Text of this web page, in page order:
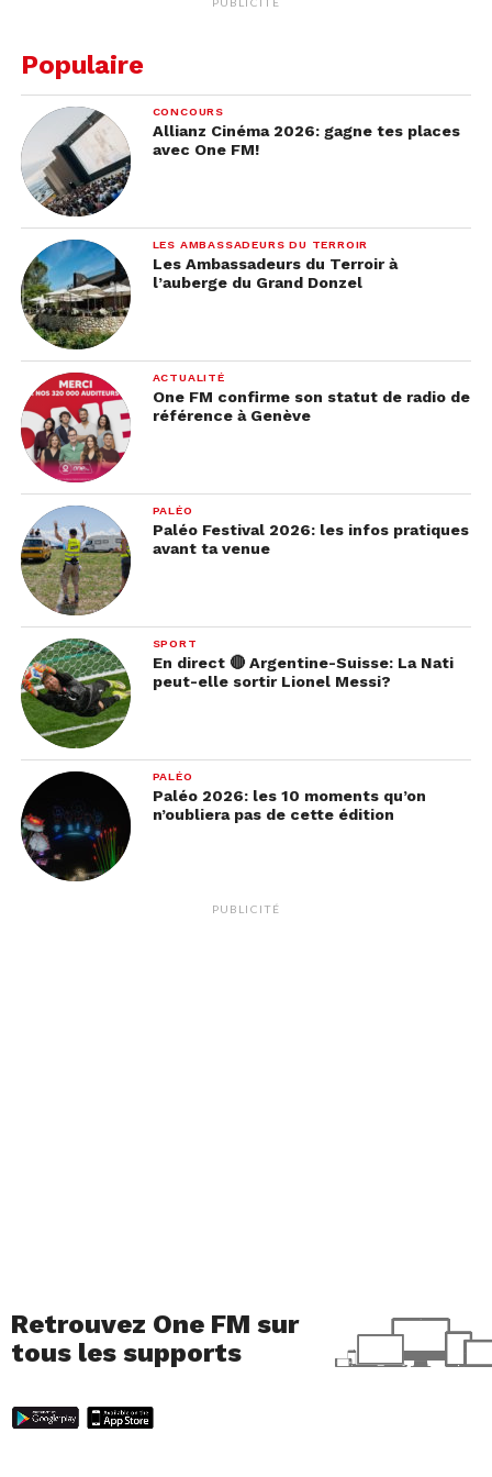
ou les lunchs et dîners de qualité du reste de la
journée 😉
Plus d’infosici .
Populaire
CONCOURS
Allianz Cinéma 2026: gagne tes places
avec One FM!
LES AMBASSADEURS DU TERROIR
Les Ambassadeurs du Terroir à
l’auberge du Grand Donzel
ACTUALITÉ
One FM confirme son statut de radio de
référence à Genève
PALÉO
Paléo Festival 2026: les infos pratiques
avant ta venue
SPORT
En direct 🔴 Argentine-Suisse: La Nati
peut-elle sortir Lionel Messi?
PALÉO
Paléo 2026: les 10 moments qu’on
n’oubliera pas de cette édition
PUBLICITÉ
Retrouvez One FM sur
tous les supports